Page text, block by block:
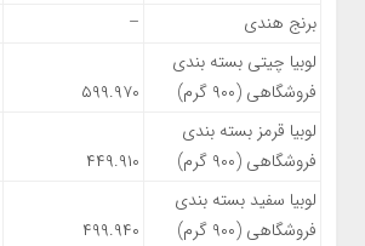
برنج هندی
–
لوبیا چیتی بسته بندی
فروشگاهی (۹۰۰ گرم)
۵۹۹.۹۷۰
لوبیا قرمز بسته بندی
فروشگاهی (۹۰۰ گرم)
۴۴۹.۹۱۰
لوبیا سفید بسته بندی
فروشگاهی (۹۰۰ گرم)
۴۹۹.۹۴۰